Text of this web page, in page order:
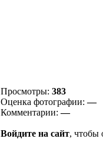
Просмотры: 383
Оценка фотографии:—
Комментарии:—
Войдите на сайт, чтобы